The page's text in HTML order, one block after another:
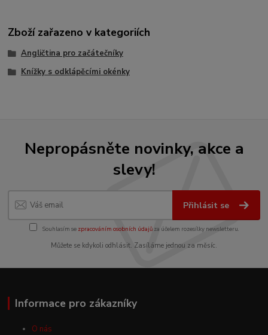
Zboží zařazeno v kategoriích
Angličtina pro začátečníky
Knížky s odklápěcími okénky
Nepropásněte novinky, akce a
slevy!
Přihlásit se
Souhlasím se zpracováním osobních údajůza účelem rozesílky newsletteru.
Můžete se kdykoli odhlásit. Zasíláme jednou za měsíc.
Informace pro zákazníky
O nás